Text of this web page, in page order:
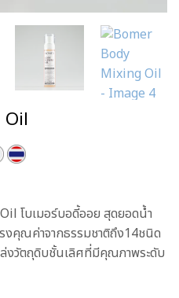
฿.
โบเมอร์บอดี้ออย สุดยอดน้ำ
คุณค่าจากธรรมชาติถึง14ชนิด
งวัตถุดิบชั้นเลิศที่มีคุณภาพระดับ